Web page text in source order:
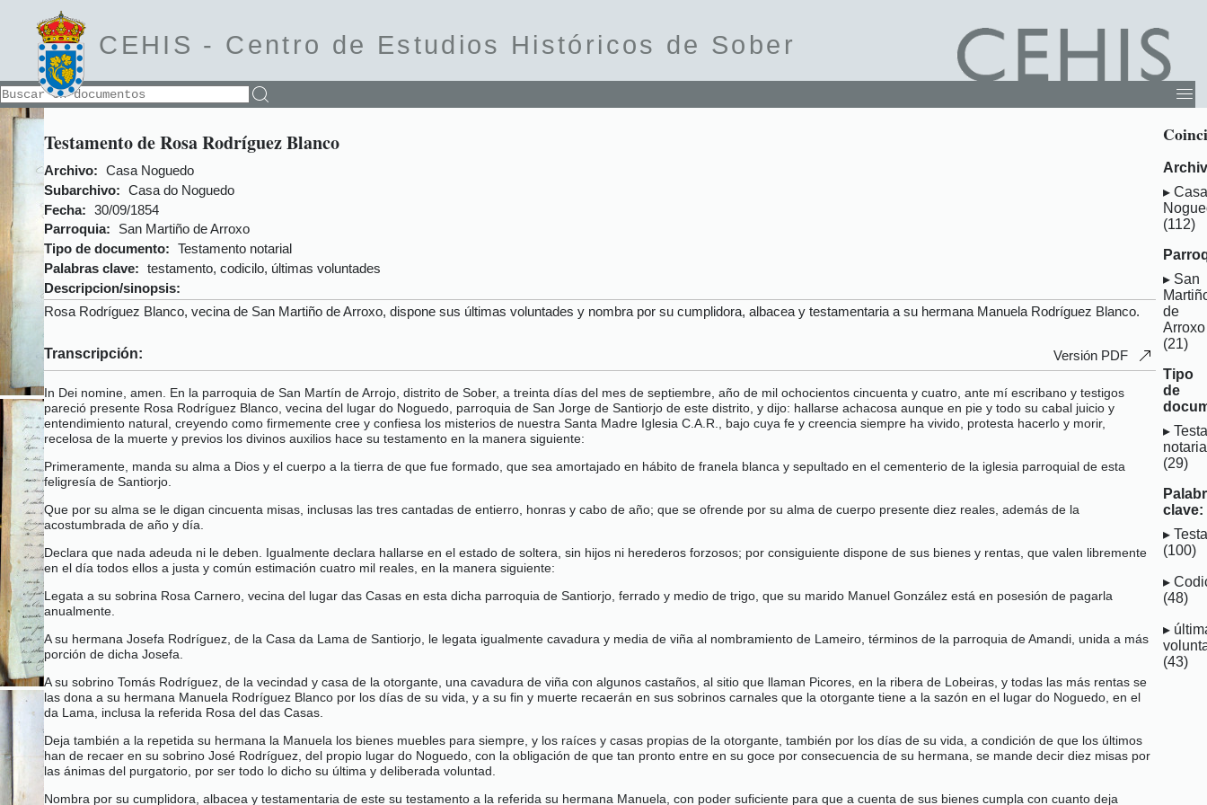
CEHIS - Centro de Estudios Históricos de Sober
Testamento de Rosa Rodríguez Blanco
Archivo: Casa Noguedo
Subarchivo: Casa do Noguedo
Fecha: 30/09/1854
Parroquia:
San Martiño de Arroxo
Tipo de documento: Testamento notarial
Palabras clave: testamento, codicilo, últimas voluntades
Descripcion/sinopsis:
Rosa Rodríguez Blanco, vecina de San Martiño de Arroxo, dispone sus últimas voluntades y nombra por su cumplidora, albacea y testamentaria a su hermana Manuela Rodríguez Blanco.
Transcripción: Versión PDF
In Dei nomine, amen. En la parroquia de San Martín de Arrojo, distrito de Sober, a treinta días del mes de septiembre, año de mil ochocientos cincuenta y cuatro, ante mí escribano y testigos
pareció presente Rosa Rodríguez Blanco, vecina del lugar do Noguedo, parroquia de San Jorge de Santiorjo de este distrito, y dijo: hallarse achacosa aunque en pie y todo su cabal juicio y
entendimiento natural, creyendo como firmemente cree y confiesa los misterios de nuestra Santa Madre Iglesia C.A.R., bajo cuya fe y creencia siempre ha vivido, protesta hacerlo y morir,
recelosa de la muerte y previos los divinos auxilios hace su testamento en la manera siguiente:
Primeramente, manda su alma a Dios y el cuerpo a la tierra de que fue formado, que sea amortajado en hábito de franela blanca y sepultado en el cementerio de la iglesia parroquial de esta
feligresía de Santiorjo.
Que por su alma se le digan cincuenta misas, inclusas las tres cantadas de entierro, honras y cabo de año; que se ofrende por su alma de cuerpo presente diez reales, además de la
acostumbrada de año y día.
Declara que nada adeuda ni le deben. Igualmente declara hallarse en el estado de soltera, sin hijos ni herederos forzosos; por consiguiente dispone de sus bienes y rentas, que valen libremente
en el día todos ellos a justa y común estimación cuatro mil reales, en la manera siguiente:
Legata a su sobrina Rosa Carnero, vecina del lugar das Casas en esta dicha parroquia de Santiorjo, ferrado y medio de trigo, que su marido Manuel González está en posesión de pagarla
anualmente.
A su hermana Josefa Rodríguez, de la Casa da Lama de Santiorjo, le legata igualmente cavadura y media de viña al nombramiento de Lameiro, términos de la parroquia de Amandi, unida a más
porción de dicha Josefa.
A su sobrino Tomás Rodríguez, de la vecindad y casa de la otorgante, una cavadura de viña con algunos castaños, al sitio que llaman Picores, en la ribera de Lobeiras, y todas las más rentas se
las dona a su hermana Manuela Rodríguez Blanco por los días de su vida, y a su fin y muerte recaerán en sus sobrinos carnales que la otorgante tiene a la sazón en el lugar do Noguedo, en el
da Lama, inclusa la referida Rosa del das Casas.
Deja también a la repetida su hermana la Manuela los bienes muebles para siempre, y los raíces y casas propias de la otorgante, también por los días de su vida, a condición de que los últimos
han de recaer en su sobrino José Rodríguez, del propio lugar do Noguedo, con la obligación de que tan pronto entre en su goce por consecuencia de su hermana, se mande decir diez misas por
las ánimas del purgatorio, por ser todo lo dicho su última y deliberada voluntad.
Nombra por su cumplidora, albacea y testamentaria de este su testamento a la referida su hermana Manuela, con poder suficiente para que a cuenta de sus bienes cumpla con cuanto deja
(112)
San
de
Arroxo
(21)
Tipo
de
(29)
clave:
(100)
(48)
(43)